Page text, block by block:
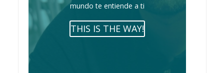
mundo te entiende a ti
THIS IS THE WAY!